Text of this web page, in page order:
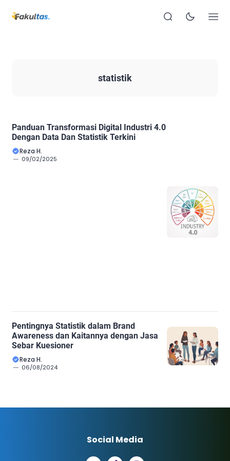
statistik
Panduan Transformasi Digital Industri 4.0
Dengan Data Dan Statistik Terkini
Reza H.
09/02/2025
Pentingnya Statistik dalam Brand
Awareness dan Kaitannya dengan Jasa
Sebar Kuesioner
Reza H.
06/08/2024
Social Media